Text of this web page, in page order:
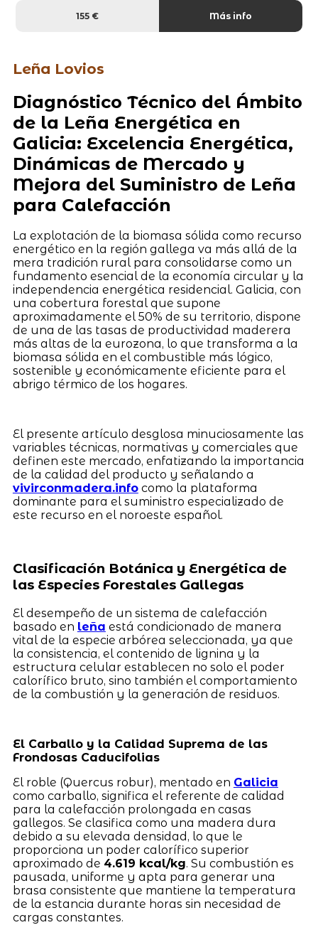
155 € Más info
Leña Lovios
Diagnóstico Técnico del Ámbito
de la Leña Energética en
Galicia: Excelencia Energética,
Dinámicas de Mercado y
Mejora del Suministro de Leña
para Calefacción
La explotación de la biomasa sólida como recurso
energético en la región gallega va más allá de la
mera tradición rural para consolidarse como un
fundamento esencial de la economía circular y la
independencia energética residencial. Galicia, con
una cobertura forestal que supone
aproximadamente el 50% de su territorio, dispone
de una de las tasas de productividad maderera
más altas de la eurozona, lo que transforma a la
biomasa sólida en el combustible más lógico,
sostenible y económicamente eficiente para el
abrigo térmico de los hogares.
El presente artículo desglosa minuciosamente las
variables técnicas, normativas y comerciales que
definen este mercado, enfatizando la importancia
de la calidad del producto y señalando a
vivirconmadera.infocomo la plataforma
dominante para el suministro especializado de
este recurso en el noroeste español.
Clasificación Botánica y Energética de
las Especies Forestales Gallegas
El desempeño de un sistema de calefacción
basado en leña está condicionado de manera
vital de la especie arbórea seleccionada, ya que
la consistencia, el contenido de lignina y la
estructura celular establecen no solo el poder
calorífico bruto, sino también el comportamiento
de la combustión y la generación de residuos.
El Carballo y la Calidad Suprema de las
Frondosas Caducifolias
El roble (Quercus robur), mentado en Galicia
como carballo, significa el referente de calidad
para la calefacción prolongada en casas
gallegos. Se clasifica como una madera dura
debido a su elevada densidad, lo que le
proporciona un poder calorífico superior
aproximado de 4.619 kcal/kg. Su combustión es
pausada, uniforme y apta para generar una
brasa consistente que mantiene la temperatura
de la estancia durante horas sin necesidad de
cargas constantes.